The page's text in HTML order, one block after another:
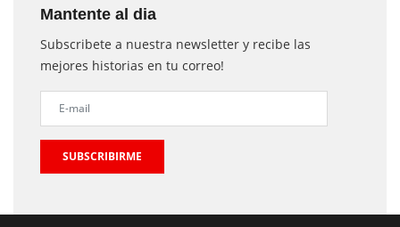
Mantente al dia
Subscribete a nuestra newsletter y recibe las
mejores historias en tu correo!
SUBSCRIBIRME